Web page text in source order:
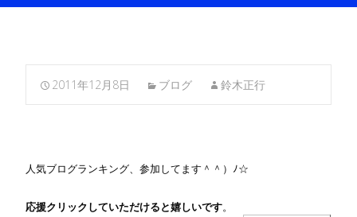
2011年12月8日 ブログ 鈴木正行
人気ブログランキング、参加してます＾＾）ﾉ☆
応援クリックしていただけると嬉しいです。